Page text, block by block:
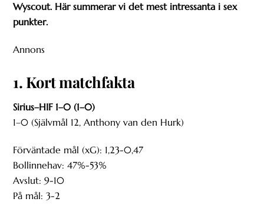
Wyscout. Här summerar vi det mest intressanta i sex
punkter.
Annons
1. Kort matchfakta
Sirius–HIF 1–0 (1–0)
1–0 (Självmål 12, Anthony van den Hurk)
Förväntade mål (xG): 1,23-0,47
Bollinnehav: 47%-53%
Avslut: 9-10
På mål: 3-2